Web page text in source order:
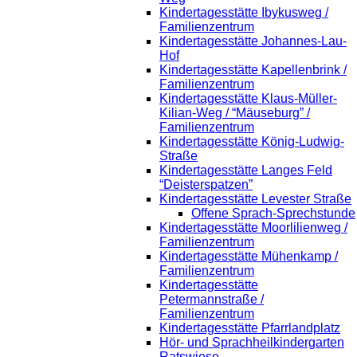
Kindertagesstätte Ibykusweg /
Familienzentrum
Kindertagesstätte Johannes-Lau-
Hof
Kindertagesstätte Kapellenbrink /
Familienzentrum
Kindertagesstätte Klaus-Müller-
Kilian-Weg / “Mäuseburg” /
Familienzentrum
Kindertagesstätte König-Ludwig-
Straße
Kindertagesstätte Langes Feld
“Deisterspatzen”
Kindertagesstätte Levester Straße
Offene Sprach-Sprechstunde
Kindertagesstätte Moorlilienweg /
Familienzentrum
Kindertagesstätte Mühenkamp /
Familienzentrum
Kindertagesstätte
Petermannstraße /
Familienzentrum
Kindertagesstätte Pfarrlandplatz
Hör- und Sprachheilkindergarten